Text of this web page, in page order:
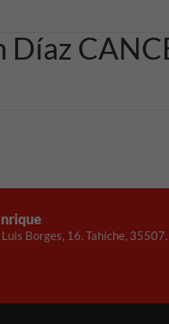
Díaz
Borges, 16. Tahíche,